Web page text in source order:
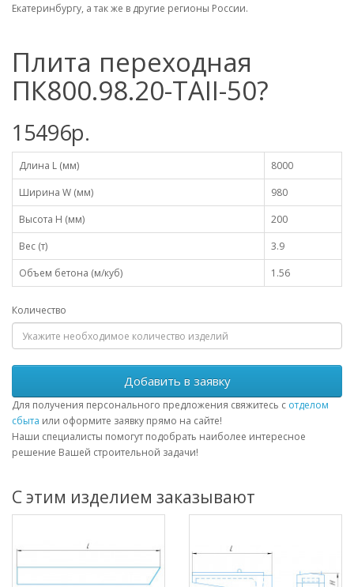
Екатеринбургу, а так же в другие регионы России.
Плита переходная
ПК800.98.20-ТАII-50?
15496р.
Длина L (мм)
8000
Ширина W (мм)
980
Высота H (мм)
200
Вес (т)
3.9
Объем бетона (м/куб)
1.56
Количество
Добавить в заявку
Для получения персонального предложения свяжитесь с отделом
сбыта или оформите заявку прямо на сайте!
Наши специалисты помогут подобрать наиболее интересное
решение Вашей строительной задачи!
С этим изделием заказывают